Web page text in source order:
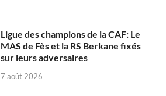
Ligue des champions de la CAF: Le
MAS de Fès et la RS Berkane fixés
sur leurs adversaires
7 août 2026